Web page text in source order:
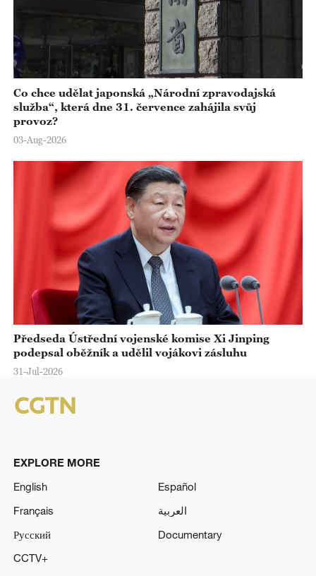
Co chce udělat japonská „Národní zpravodajská
služba“, která dne 31. července zahájila svůj
provoz?
03-Aug-2026
Předseda Ústřední vojenské komise Xi Jinping
podepsal oběžník a udělil vojákovi zásluhu
31-Jul-2026
EXPLORE MORE
English
Español
Français
العربية
Русский
Documentary
CCTV+